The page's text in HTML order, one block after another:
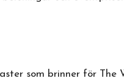
som brinner för The